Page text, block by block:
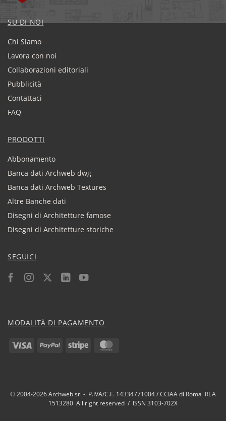
SU DI NOI
Chi Siamo
Lavora con noi
Collaborazioni editoriali
Pubblicità
Contattaci
FAQ
PRODOTTI
Abbonamento
Banca dati Archweb dwg
Banca dati Archweb Textures
Altre Banche dati
Disegni di Architetture famose
Disegni di Architetture storiche
SEGUICI
MODALITÀ DI PAGAMENTO
Visa PayPal Stripe
© 2004-2026 Archweb srl - P.IVA/C.F. 14334771004 / CCIAA di Roma REA
1513280 All right reserved / ISSN 3103-702X